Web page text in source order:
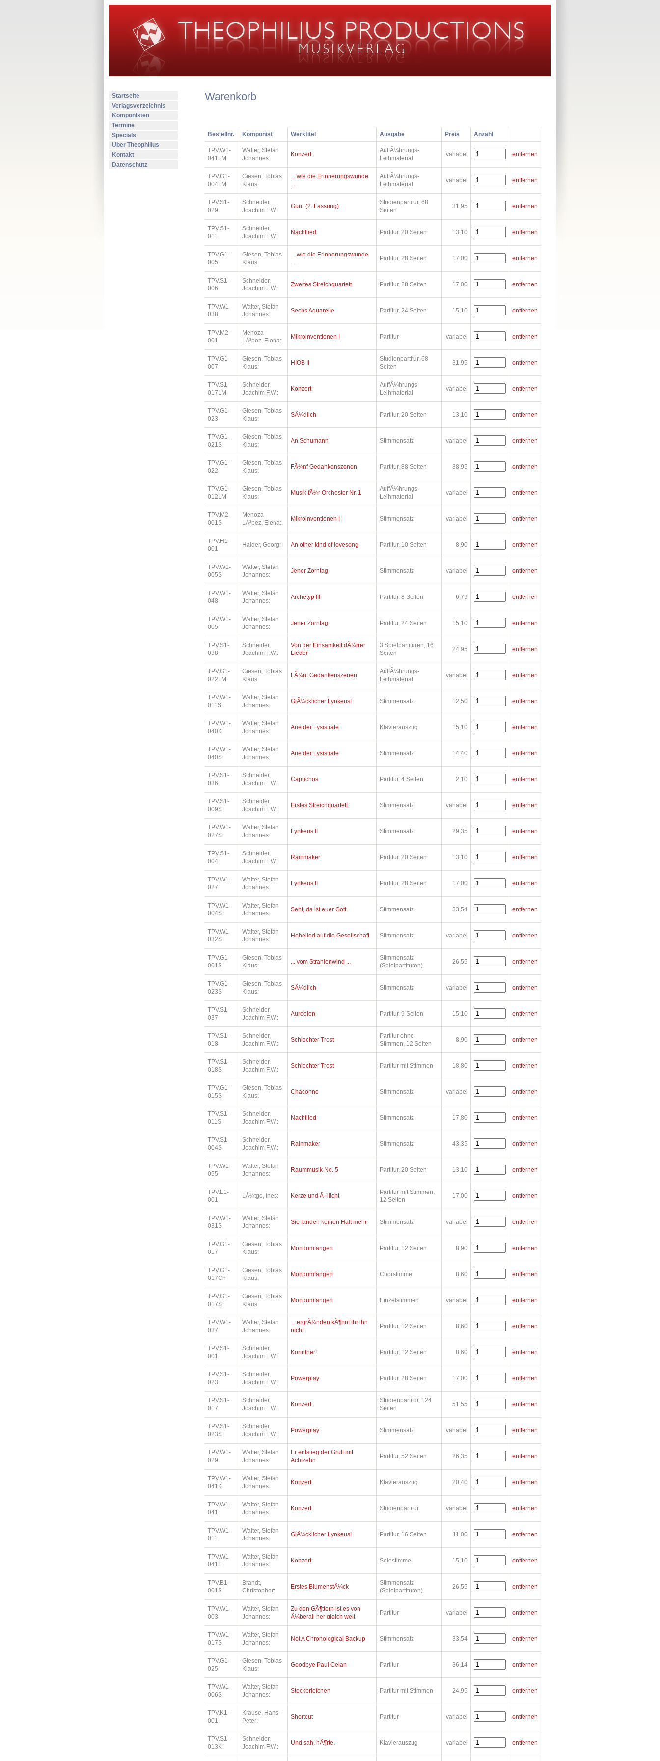
Startseite
Verlagsverzeichnis
Komponisten
Termine
Specials
Über Theophilius
Kontakt
Datenschutz
Warenkorb
Bestellnr. Komponist Werktitel Ausgabe Preis Anzahl
TPV.W1-
041LM
Walter, Stefan
Johannes:
Konzert
AuffÃ¼hrungs-
Leihmaterial
variabel entfernen
TPV.G1-
004LM
Giesen, Tobias
Klaus:
... wie die Erinnerungswunde
...
AuffÃ¼hrungs-
Leihmaterial
variabel entfernen
TPV.S1-
029
Schneider,
Joachim F.W.:
Guru (2. Fassung)
Studienpartitur, 68
Seiten
31,95 entfernen
TPV.S1-
011
Schneider,
Joachim F.W.:
Nachtlied Partitur, 20 Seiten 13,10 entfernen
TPV.G1-
005
Giesen, Tobias
Klaus:
... wie die Erinnerungswunde
...
Partitur, 28 Seiten 17,00 entfernen
TPV.S1-
006
Schneider,
Joachim F.W.:
Zweites Streichquartett Partitur, 28 Seiten 17,00 entfernen
TPV.W1-
038
Walter, Stefan
Johannes:
Sechs Aquarelle Partitur, 24 Seiten 15,10 entfernen
TPV.M2-
001
Menoza-
LÃ³pez, Elena:
Mikroinventionen I Partitur variabel entfernen
TPV.G1-
007
Giesen, Tobias
Klaus:
HIOB II
Studienpartitur, 68
Seiten
31,95 entfernen
TPV.S1-
017LM
Schneider,
Joachim F.W.:
Konzert
AuffÃ¼hrungs-
Leihmaterial
variabel entfernen
TPV.G1-
023
Giesen, Tobias
Klaus:
SÃ¼dlich Partitur, 20 Seiten 13,10 entfernen
TPV.G1-
021S
Giesen, Tobias
Klaus:
An Schumann Stimmensatz variabel entfernen
TPV.G1-
022
Giesen, Tobias
Klaus:
FÃ¼nf Gedankenszenen Partitur, 88 Seiten 38,95 entfernen
TPV.G1-
012LM
Giesen, Tobias
Klaus:
Musik fÃ¼r Orchester Nr. 1
AuffÃ¼hrungs-
Leihmaterial
variabel entfernen
TPV.M2-
001S
Menoza-
LÃ³pez, Elena:
Mikroinventionen I Stimmensatz variabel entfernen
TPV.H1-
001
Haider, Georg: An other kind of lovesong Partitur, 10 Seiten 8,90 entfernen
TPV.W1-
005S
Walter, Stefan
Johannes:
Jener Zorntag Stimmensatz variabel entfernen
TPV.W1-
048
Walter, Stefan
Johannes:
Archetyp III Partitur, 8 Seiten 6,79 entfernen
TPV.W1-
005
Walter, Stefan
Johannes:
Jener Zorntag Partitur, 24 Seiten 15,10 entfernen
TPV.S1-
038
Schneider,
Joachim F.W.:
Von der Einsamkeit dÃ¼rrer
Lieder
3 Spielpartituren, 16
Seiten
24,95 entfernen
TPV.G1-
022LM
Giesen, Tobias
Klaus:
FÃ¼nf Gedankenszenen
AuffÃ¼hrungs-
Leihmaterial
variabel entfernen
TPV.W1-
011S
Walter, Stefan
Johannes:
GlÃ¼cklicher Lynkeus! Stimmensatz 12,50 entfernen
TPV.W1-
040K
Walter, Stefan
Johannes:
Arie der Lysistrate Klavierauszug 15,10 entfernen
TPV.W1-
040S
Walter, Stefan
Johannes:
Arie der Lysistrate Stimmensatz 14,40 entfernen
TPV.S1-
036
Schneider,
Joachim F.W.:
Caprichos Partitur, 4 Seiten 2,10 entfernen
TPV.S1-
009S
Schneider,
Joachim F.W.:
Erstes Streichquartett Stimmensatz variabel entfernen
TPV.W1-
027S
Walter, Stefan
Johannes:
Lynkeus II Stimmensatz 29,35 entfernen
TPV.S1-
004
Schneider,
Joachim F.W.:
Rainmaker Partitur, 20 Seiten 13,10 entfernen
TPV.W1-
027
Walter, Stefan
Johannes:
Lynkeus II Partitur, 28 Seiten 17,00 entfernen
TPV.W1-
004S
Walter, Stefan
Johannes:
Seht, da ist euer Gott Stimmensatz 33,54 entfernen
TPV.W1-
032S
Walter, Stefan
Johannes:
Hohelied auf die Gesellschaft Stimmensatz variabel entfernen
TPV.G1-
001S
Giesen, Tobias
Klaus:
... vom Strahlenwind ...
Stimmensatz
(Spielpartituren)
26,55 entfernen
TPV.G1-
023S
Giesen, Tobias
Klaus:
SÃ¼dlich Stimmensatz variabel entfernen
TPV.S1-
037
Schneider,
Joachim F.W.:
Aureolen Partitur, 9 Seiten 15,10 entfernen
TPV.S1-
018
Schneider,
Joachim F.W.:
Schlechter Trost
Partitur ohne
Stimmen, 12 Seiten
8,90 entfernen
TPV.S1-
018S
Schneider,
Joachim F.W.:
Schlechter Trost Partitur mit Stimmen 18,80 entfernen
TPV.G1-
015S
Giesen, Tobias
Klaus:
Chaconne Stimmensatz variabel entfernen
TPV.S1-
011S
Schneider,
Joachim F.W.:
Nachtlied Stimmensatz 17,80 entfernen
TPV.S1-
004S
Schneider,
Joachim F.W.:
Rainmaker Stimmensatz 43,35 entfernen
TPV.W1-
055
Walter, Stefan
Johannes:
Raummusik No. 5 Partitur, 20 Seiten 13,10 entfernen
TPV.L1-
001
LÃ¼tge, Ines: Kerze und Ã–llicht
Partitur mit Stimmen,
12 Seiten
17,00 entfernen
TPV.W1-
031S
Walter, Stefan
Johannes:
Sie fanden keinen Halt mehr Stimmensatz variabel entfernen
TPV.G1-
017
Giesen, Tobias
Klaus:
Mondumfangen Partitur, 12 Seiten 8,90 entfernen
TPV.G1-
017Ch
Giesen, Tobias
Klaus:
Mondumfangen Chorstimme 8,60 entfernen
TPV.G1-
017S
Giesen, Tobias
Klaus:
Mondumfangen Einzelstimmen variabel entfernen
TPV.W1-
037
Walter, Stefan
Johannes:
... ergrÃ¼nden kÃ¶nnt ihr ihn
nicht
Partitur, 12 Seiten 8,60 entfernen
TPV.S1-
001
Schneider,
Joachim F.W.:
Korinther! Partitur, 12 Seiten 8,60 entfernen
TPV.S1-
023
Schneider,
Joachim F.W.:
Powerplay Partitur, 28 Seiten 17,00 entfernen
TPV.S1-
017
Schneider,
Joachim F.W.:
Konzert
Studienpartitur, 124
Seiten
51,55 entfernen
TPV.S1-
023S
Schneider,
Joachim F.W.:
Powerplay Stimmensatz variabel entfernen
TPV.W1-
029
Walter, Stefan
Johannes:
Er entstieg der Gruft mit
Achtzehn
Partitur, 52 Seiten 26,35 entfernen
TPV.W1-
041K
Walter, Stefan
Johannes:
Konzert Klavierauszug 20,40 entfernen
TPV.W1-
041
Walter, Stefan
Johannes:
Konzert Studienpartitur variabel entfernen
TPV.W1-
011
Walter, Stefan
Johannes:
GlÃ¼cklicher Lynkeus! Partitur, 16 Seiten 11,00 entfernen
TPV.W1-
041E
Walter, Stefan
Johannes:
Konzert Solostimme 15,10 entfernen
TPV.B1-
001S
Brandt,
Christopher:
Erstes BlumenstÃ¼ck
Stimmensatz
(Spielpartituren)
26,55 entfernen
TPV.W1-
003
Walter, Stefan
Johannes:
Zu den GÃ¶ttern ist es von
Ã¼berall her gleich weit
Partitur variabel entfernen
TPV.W1-
017S
Walter, Stefan
Johannes:
Not A Chronological Backup Stimmensatz 33,54 entfernen
TPV.G1-
025
Giesen, Tobias
Klaus:
Goodbye Paul Celan Partitur 36,14 entfernen
TPV.W1-
006S
Walter, Stefan
Johannes:
Steckbriefchen Partitur mit Stimmen 24,95 entfernen
TPV.K1-
001
Krause, Hans-
Peter:
Shortcut Partitur variabel entfernen
TPV.S1-
013K
Schneider,
Joachim F.W.:
Und sah, hÃ¶rte. Klavierauszug variabel entfernen